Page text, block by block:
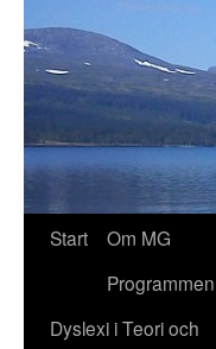
Start
Om MG
Programmen
Dyslexi i Teori och